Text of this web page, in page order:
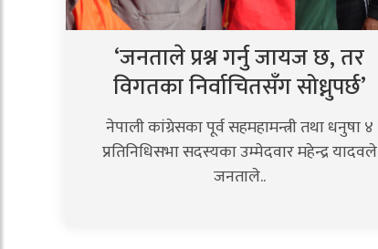
‘जनताले प्रश्न गर्नु जायज छ, तर
विगतका निर्वाचितसँग सोध्नुपर्छ’
नेपाली कांग्रेसका पूर्व सहमहामन्त्री तथा धनुषा ४
प्रतिनिधिसभा सदस्यका उम्मेदवार महेन्द्र यादवले
जनताले..